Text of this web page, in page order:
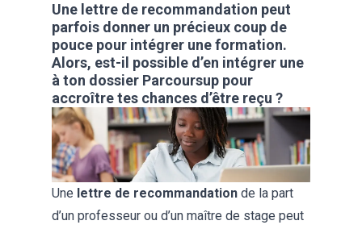
Une lettre de recommandation peut
parfois donner un précieux coup de
pouce pour intégrer une formation.
Alors, est-il possible d’en intégrer une
à ton dossier Parcoursup pour
accroître tes chances d’être reçu ?
Une lettre de recommandation de la part
d’un professeur ou d’un maître de stage peut